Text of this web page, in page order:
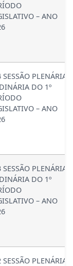
– ANO
SESSÃO PLENÁRIA
DO 1º
– ANO
SESSÃO PLENÁRIA
DO 1º
– ANO
SESSÃO PLENÁRIA